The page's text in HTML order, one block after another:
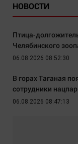
НОВОСТИ
Птица-
Челябинского
06.08.2026 08:52:30
В горах Таганая
сотрудники
06.08.2026 08:47:13